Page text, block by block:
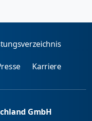
Karriere
GmbH